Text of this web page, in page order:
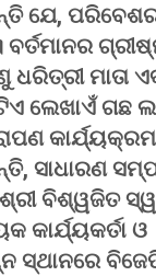
ଯେ,
ମାତା
ଲେଖାଏଁ ଗଛ
ସାଧାରଣ
ବିଶ୍ୱଜିତ
କାର୍ଯ୍ୟକର୍ତା ଓ
ସ୍ଥାନରେ